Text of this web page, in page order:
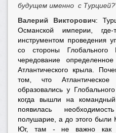
будущем именно с
Валерий Викторович:
Османской империи,
инструментом проведения
со стороны
чередование
Атлантического крыла.
том, что
образовались у
когда вышли на
появилась
полушарие, а до этого
Юг, там - не важно как